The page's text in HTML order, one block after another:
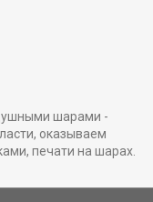
шарами -
оказываем
печати на шарах.